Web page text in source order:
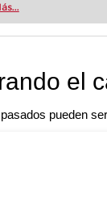
el
pueden